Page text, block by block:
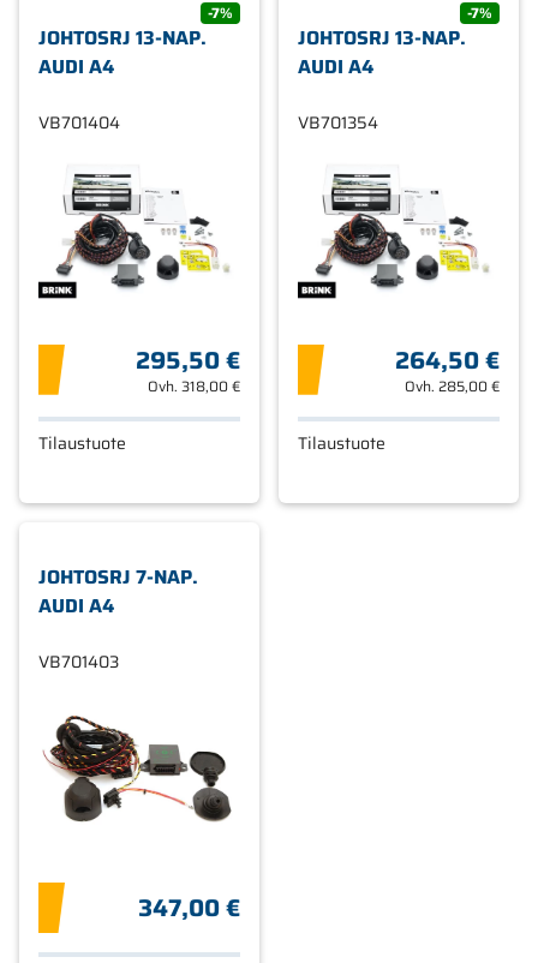
-7%
JOHTOSRJ 13-NAP.
AUDI A4
VB701404
295,50 €
Ovh. 318,00 €
Tilaustuote
-7%
JOHTOSRJ 13-NAP.
AUDI A4
VB701354
264,50 €
Ovh. 285,00 €
Tilaustuote
JOHTOSRJ 7-NAP.
AUDI A4
VB701403
347,00 €